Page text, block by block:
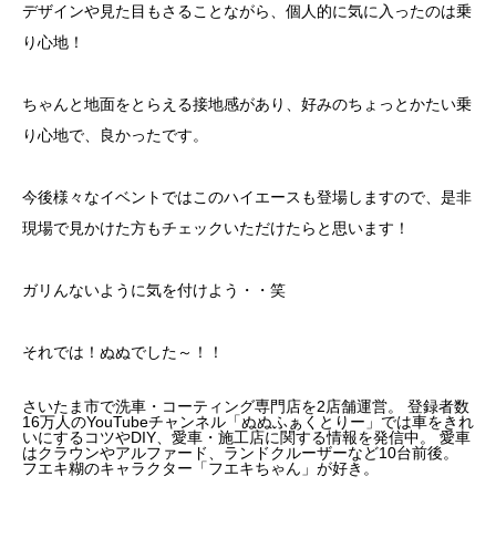
デザインや見た目もさることながら、個人的に気に入ったのは乗
り心地！
ちゃんと地面をとらえる接地感があり、好みのちょっとかたい乗
り心地で、良かったです。
今後様々なイベントではこのハイエースも登場しますので、是非
現場で見かけた方もチェックいただけたらと思います！
ガリんないように気を付けよう・・笑
それでは！ぬぬでした～！！
さいたま市で洗車・コーティング専門店を2店舗運営。 登録者数
16万人のYouTubeチャンネル「ぬぬふぁくとりー」では車をきれ
いにするコツやDIY、愛車・施工店に関する情報を発信中。 愛車
はクラウンやアルファード、ランドクルーザーなど10台前後。
フエキ糊のキャラクター「フエキちゃん」が好き。